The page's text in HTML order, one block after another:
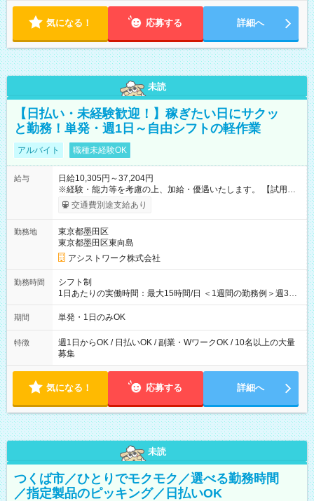
気になる！ 応募する 詳細へ
未読
【日払い・未経験歓迎！】稼ぎたい日にサクッ
と勤務！単発・週1日～自由シフトの軽作業
アルバイト 職種未経験OK
給与
日給10,305円～37,204円
※経験・能力等を考慮の上、加給・優遇いたします。 【試用期
間】試用期間なし
交通費別途支給あり
勤務地
東京都墨田区
東京都墨田区東向島
アシストワーク株式会社
勤務時間
シフト制
1日あたりの実働時間：最大15時間/日 ＜1週間の勤務例＞週3回
勤務 勤務：月・水・金 休み：火・木・土・日 好きな時にお仕事
可能です！ ※1日あたりの最大実働時間は日勤、夜勤共に勤務し
期間 単発・1日のみOK
特徴
週1日からOK / 日払いOK / 副業・WワークOK / 10名以上の大量
募集
気になる！ 応募する 詳細へ
未読
つくば市／ひとりでモクモク／選べる勤務時間
／指定製品のピッキング／日払いOK